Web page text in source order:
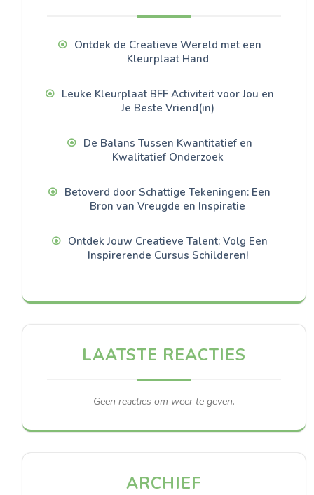
Ontdek de Creatieve Wereld met een
Kleurplaat Hand
Leuke Kleurplaat BFF Activiteit voor Jou en
Je Beste Vriend(in)
De Balans Tussen Kwantitatief en
Kwalitatief Onderzoek
Betoverd door Schattige Tekeningen: Een
Bron van Vreugde en Inspiratie
Ontdek Jouw Creatieve Talent: Volg Een
Inspirerende Cursus Schilderen!
LAATSTE REACTIES
Geen reacties om weer te geven.
ARCHIEF